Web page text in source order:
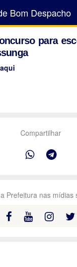
Bom Despacho
para
Compartilhar
Prefeitura nas mídias